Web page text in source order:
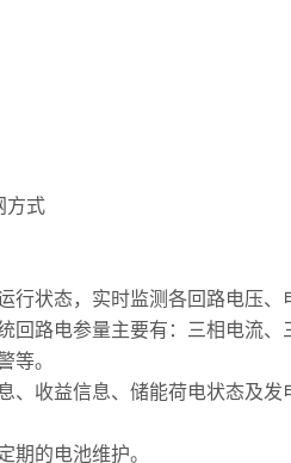
方式
状态，实时监测各回路电压、
路电参量主要有：三相电流
等。
收益信息、储能荷电状态及发
的电池维护。